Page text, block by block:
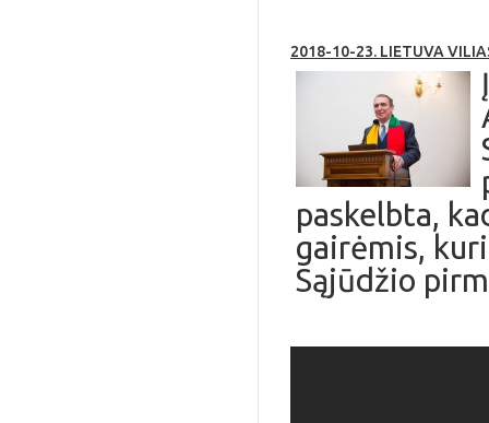
2018-10-23. LIETUVA
paskelbta,
gairėmis,
Sąjūdžio